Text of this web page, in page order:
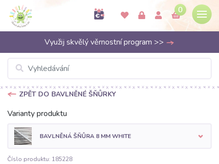
0
Využij skvělý věrnostní program >>
ZPĚT DO BAVLNĚNÉ ŠŇŮRKY
Varianty produktu
BAVLNĚNÁ ŠŇŮRA 8 MM WHITE
Číslo produktu: 185228